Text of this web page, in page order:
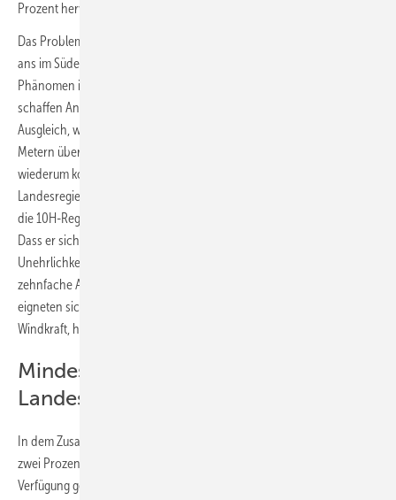
Prozent hervor. Da geht also doch etwas.
Das Problem ist vielschichtig. Klar, der Wind bläst stärker im Norden
ans im Süden. Aber noch viel mehr ist der Glaube an dieses
Phänomen in den Köpfen von Nicht-Windleuten festgesetzt. Dabei
schaffen Anlagenhöhen von bis zu 250 Metern durchaus einen
Ausgleich, während in Schleswig-Holstein eine Gesamthöhe von 170
Metern überwiegt. Dummerweise ist es in Bayern ähnlich. Da
wiederum kommt ein zweites Element zum Tragen: Die Bayerische
Landesregierung will keine Windkraft. Darum hat Landeschef Söder
die 10H-Regelung seines Vorgängers Seehofer nicht zu Fall gebracht.
Dass er sich dennoch ständig zum Klimaschutz bekennt muss als
Unehrlichkeit gewertet werden. Vor Inkrafttreten der Regelung, die die
zehnfache Anlagenhöhe als Abstand zur Wohnbebauung vorsieht,
eigneten sich drei Prozent der Landesfläche im Freistaat für die
Windkraft, hinterher nur noch 0,3 Prozent.
Mindestens zwei Prozent der
Landesfläche für die Windenergie
In dem Zusammenhang propagiert der BWE schon lange, es müssten
zwei Prozent der deutschen Landesfläche für die Windenergie zur
Verfügung gestellt werden. Sofort fällt einem dabei Söders Gefeilsche